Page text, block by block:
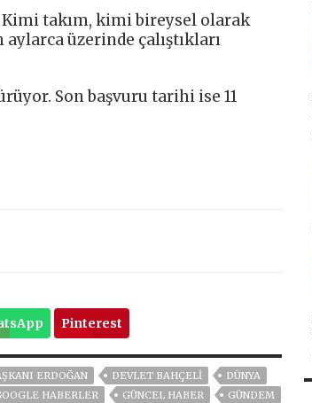
takım, kimi bireysel olarak
üzerinde çalıştıkları
Son başvuru tarihi ise 11
Pinterest
ERDOĞAN DEVLET BAHÇELİ
DÜNYA
HABERLER GÜNCEL HABER
GÜNDEM